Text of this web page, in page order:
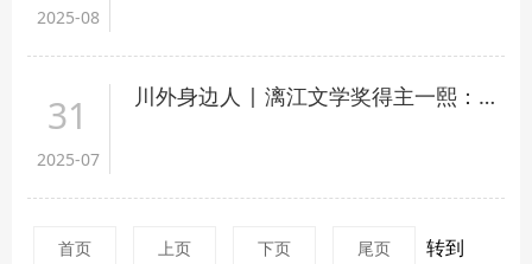
2025-08
31
2025-07
川外身边人 | 漓江文学奖得主一熙：在教与译间雕刻文学时光
首页 上页 下页 尾页 转到